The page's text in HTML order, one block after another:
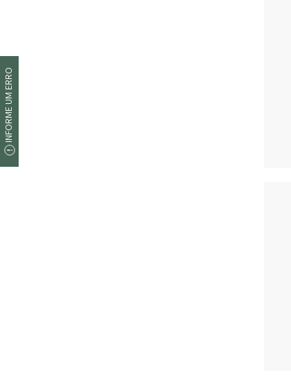
INFORME UM ERRO